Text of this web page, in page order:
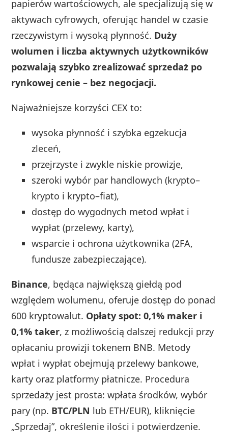
papierów wartościowych, ale specjalizują się w
aktywach cyfrowych, oferując handel w czasie
rzeczywistym i wysoką płynność. Duży
wolumen i liczba aktywnych użytkowników
pozwalają szybko zrealizować sprzedaż po
rynkowej cenie – bez negocjacji.
Najważniejsze korzyści CEX to:
wysoka płynność i szybka egzekucja
zleceń,
przejrzyste i zwykle niskie prowizje,
szeroki wybór par handlowych (krypto–
krypto i krypto–fiat),
dostęp do wygodnych metod wpłat i
wypłat (przelewy, karty),
wsparcie i ochrona użytkownika (2FA,
fundusze zabezpieczające).
Binance, będąca największą giełdą pod
względem wolumenu, oferuje dostęp do ponad
600 kryptowalut. Opłaty spot: 0,1% maker i
0,1% taker, z możliwością dalszej redukcji przy
opłacaniu prowizji tokenem BNB. Metody
wpłat i wypłat obejmują przelewy bankowe,
karty oraz platformy płatnicze. Procedura
sprzedaży jest prosta: wpłata środków, wybór
pary (np. BTC/PLN lub ETH/EUR), kliknięcie
„Sprzedaj”, określenie ilości i potwierdzenie.